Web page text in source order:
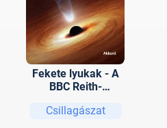
Fekete lyukak - A
BBC Reith-
Csillagászat